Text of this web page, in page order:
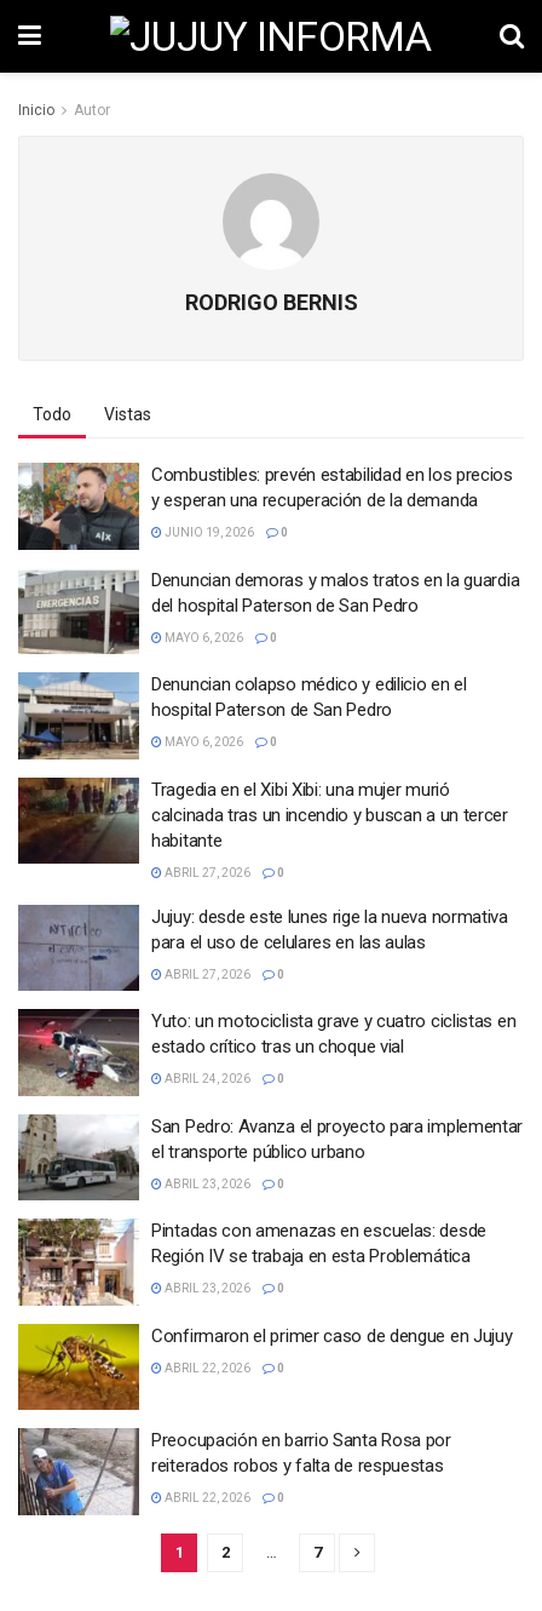
Inicio Autor
RODRIGO BERNIS
Todo Vistas
Combustibles: prevén estabilidad en los precios
y esperan una recuperación de la demanda
JUNIO 19, 2026 0
Denuncian demoras y malos tratos en la guardia
del hospital Paterson de San Pedro
MAYO 6, 2026 0
Denuncian colapso médico y edilicio en el
hospital Paterson de San Pedro
MAYO 6, 2026 0
Tragedia en el Xibi Xibi: una mujer murió
calcinada tras un incendio y buscan a un tercer
habitante
ABRIL 27, 2026 0
Jujuy: desde este lunes rige la nueva normativa
para el uso de celulares en las aulas
ABRIL 27, 2026 0
Yuto: un motociclista grave y cuatro ciclistas en
estado crítico tras un choque vial
ABRIL 24, 2026 0
San Pedro: Avanza el proyecto para implementar
el transporte público urbano
ABRIL 23, 2026 0
Pintadas con amenazas en escuelas: desde
Región IV se trabaja en esta Problemática
ABRIL 23, 2026 0
Confirmaron el primer caso de dengue en Jujuy
ABRIL 22, 2026 0
Preocupación en barrio Santa Rosa por
reiterados robos y falta de respuestas
ABRIL 22, 2026 0
1 2 7